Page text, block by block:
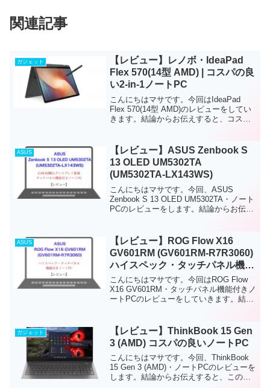
関連記事
ガジェット
【レビュー】レノボ・IdeaPad
Flex 570(14型 AMD) | コスパの良
い2-in-1ノートPC
こんにちはマサです。今回はIdeaPad
Flex 570(14型 AMD)のレビューをしてい
きます。結論からお伝えすると、コスパ
と軽く、タッチパネル機...
ASUS
【レビュー】ASUS Zenbook S
13 OLED UM5302TA
(UM5302TA-LX143WS)
こんにちはマサです。今回、ASUS
Zenbook S 13 OLED UM5302TA・ノート
PCのレビューをします。結論からお伝え
ノートPCです。軽量(約1...
ASUS
【レビュー】ROG Flow X16
GV601RM (GV601RM-R7R3060)
ハイスペック・タッチパネル機能
付きノートPC
こんにちはマサです。今回はROG Flow
X16 GV601RM・タッチパネル機能付きノ
ートPCのレビューをしていきます。結論
能付きのノートPCです。このハイスペッ
ク...
ガジェット
【レビュー】ThinkBook 15 Gen
3 (AMD) コスパの良いノートPC
こんにちはマサです。今回、ThinkBook
15 Gen 3 (AMD)・ノートPCのレビューを
します。結論からお伝えすると、このノ